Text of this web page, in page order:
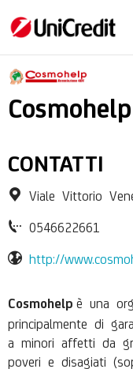
Cosmohelp
CONTATTI
Viale Vittorio
0546622661
http://
Cosmohelp è una
principalmente di
a minori affetti da
poveri e disagiati